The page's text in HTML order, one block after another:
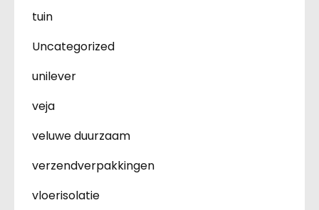
tuin
Uncategorized
unilever
veja
veluwe duurzaam
verzendverpakkingen
vloerisolatie